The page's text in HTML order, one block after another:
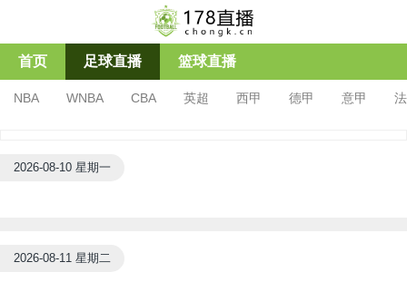
首页 足球直播 篮球直播
NBA WNBA CBA 英超 西甲 德甲 意甲
2026-08-10 星期一
2026-08-11 星期二